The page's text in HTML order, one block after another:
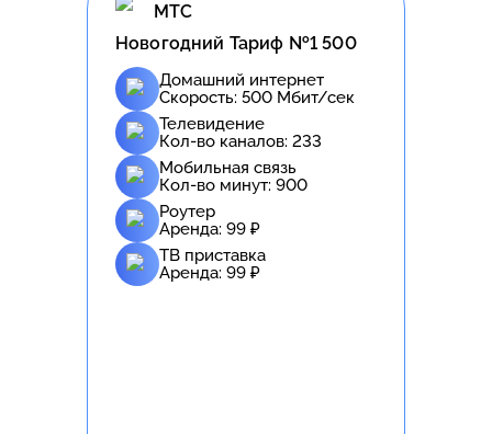
МТС
Новогодний Тариф №1 500
Домашний интернет
Скорость: 500 Мбит/сек
Телевидение
Кол-во каналов: 233
Мобильная связь
Кол-во минут: 900
Роутер
Аренда: 99 ₽
ТВ приставка
Аренда: 99 ₽